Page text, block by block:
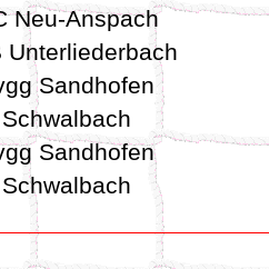
Neu-Anspach
Unterliederbach
Sandhofen
Sandhofen